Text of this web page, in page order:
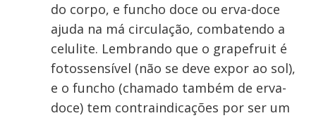
do corpo, e funcho doce ou erva-doce
ajuda na má circulação, combatendo a
celulite. Lembrando que o grapefruit é
fotossensível (não se deve expor ao sol),
e o funcho (chamado também de erva-
doce) tem contraindicações por ser um